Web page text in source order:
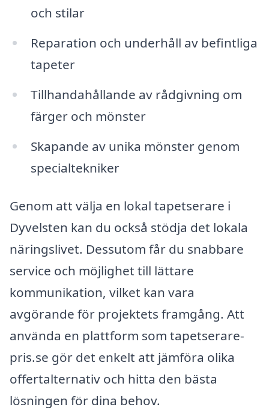
och stilar
Reparation och underhåll av befintliga
tapeter
Tillhandahållande av rådgivning om
färger och mönster
Skapande av unika mönster genom
specialtekniker
Genom att välja en lokal tapetserare i
Dyvelsten kan du också stödja det lokala
näringslivet. Dessutom får du snabbare
service och möjlighet till lättare
kommunikation, vilket kan vara
avgörande för projektets framgång. Att
använda en plattform som tapetserare-
pris.se gör det enkelt att jämföra olika
offertalternativ och hitta den bästa
lösningen för dina behov.